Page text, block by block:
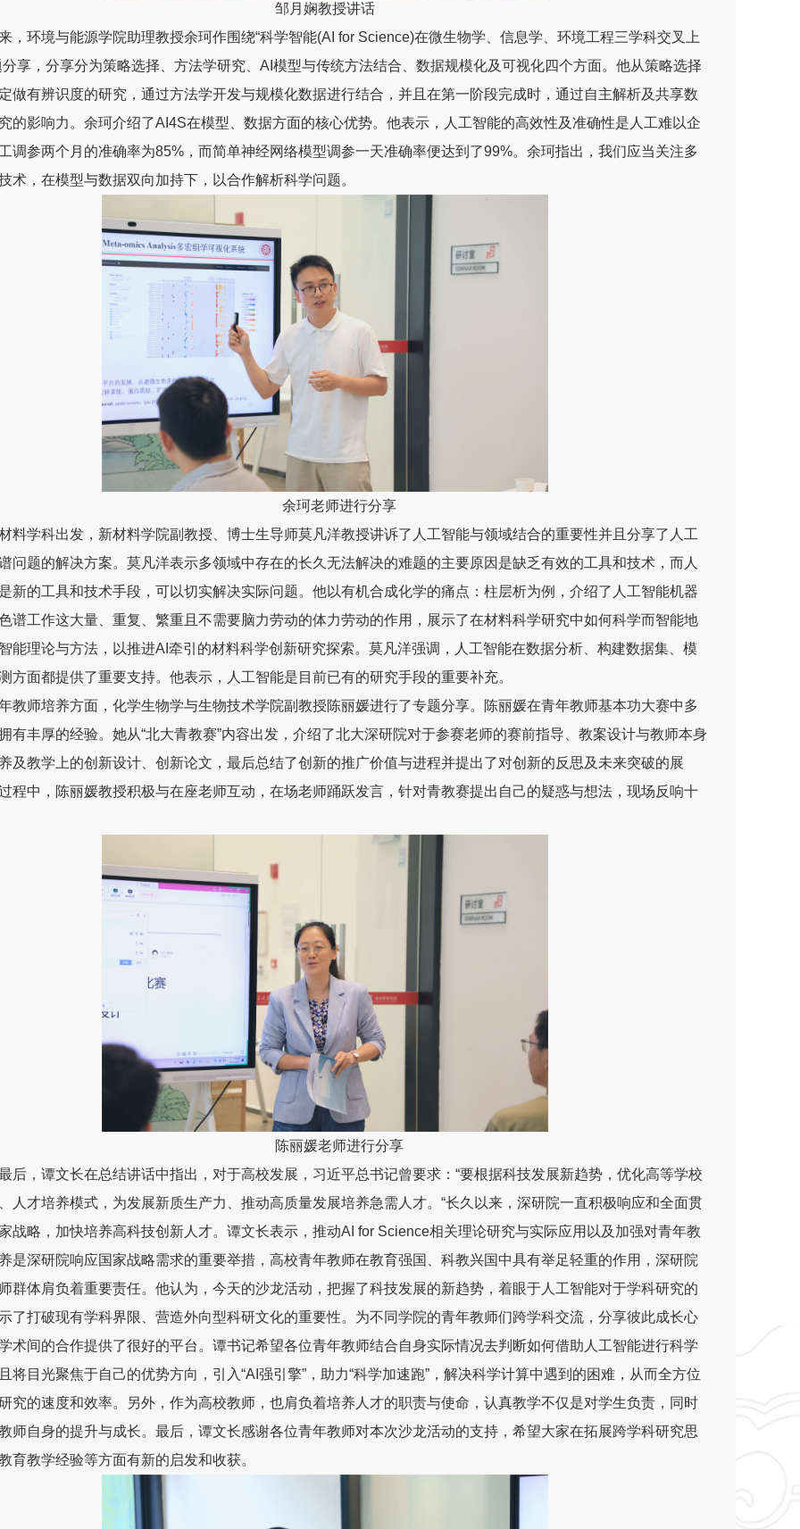
邹月娴教授讲话
，环境与能源学院助理教授余珂作围绕“科学智能(AI for Science)在微生物学、信息学、环境工程三学科交叉上
分享，分享分为策略选择、方法学研究、AI模型与传统方法结合、数据规模化及可视化四个方面。他从策略选择
做有辨识度的研究，通过方法学开发与规模化数据进行结合，并且在第一阶段完成时，通过自主解析及共享数
的影响力。余珂介绍了AI4S在模型、数据方面的核心优势。他表示，人工智能的高效性及准确性是人工难以企
调参两个月的准确率为85%，而简单神经网络模型调参一天准确率便达到了99%。余珂指出，我们应当关注多
术，在模型与数据双向加持下，以合作解析科学问题。
余珂老师进行分享
料学科出发，新材料学院副教授、博士生导师莫凡洋教授讲诉了人工智能与领域结合的重要性并且分享了人工
问题的解决方案。莫凡洋表示多领域中存在的长久无法解决的难题的主要原因是缺乏有效的工具和技术，而人
新的工具和技术手段，可以切实解决实际问题。他以有机合成化学的痛点：柱层析为例，介绍了人工智能机器
谱工作这大量、重复、繁重且不需要脑力劳动的体力劳动的作用，展示了在材料科学研究中如何科学而智能地
能理论与方法，以推进AI牵引的材料科学创新研究探索。莫凡洋强调，人工智能在数据分析、构建数据集、模
方面都提供了重要支持。他表示，人工智能是目前已有的研究手段的重要补充。
教师培养方面，化学生物学与生物技术学院副教授陈丽媛进行了专题分享。陈丽媛在青年教师基本功大赛中多
有丰厚的经验。她从“北大青教赛”内容出发，介绍了北大深研院对于参赛老师的赛前指导、教案设计与教师本身
及教学上的创新设计、创新论文，最后总结了创新的推广价值与进程并提出了对创新的反思及未来突破的展
程中，陈丽媛教授积极与在座老师互动，在场老师踊跃发言，针对青教赛提出自己的疑惑与想法，现场反响十
陈丽媛老师进行分享
后，谭文长在总结讲话中指出，对于高校发展，习近平总书记曾要求：“要根据科技发展新趋势，优化高等学校
人才培养模式，为发展新质生产力、推动高质量发展培养急需人才。“长久以来，深研院一直积极响应和全面贯
战略，加快培养高科技创新人才。谭文长表示，推动AI for Science相关理论研究与实际应用以及加强对青年教
是深研院响应国家战略需求的重要举措，高校青年教师在教育强国、科教兴国中具有举足轻重的作用，深研院
群体肩负着重要责任。他认为，今天的沙龙活动，把握了科技发展的新趋势，着眼于人工智能对于学科研究的
了打破现有学科界限、营造外向型科研文化的重要性。为不同学院的青年教师们跨学科交流，分享彼此成长心
术间的合作提供了很好的平台。谭书记希望各位青年教师结合自身实际情况去判断如何借助人工智能进行科学
将目光聚焦于自己的优势方向，引入“AI强引擎”，助力“科学加速跑”，解决科学计算中遇到的困难，从而全方位
究的速度和效率。另外，作为高校教师，也肩负着培养人才的职责与使命，认真教学不仅是对学生负责，同时
师自身的提升与成长。最后，谭文长感谢各位青年教师对本次沙龙活动的支持，希望大家在拓展跨学科研究思
育教学经验等方面有新的启发和收获。